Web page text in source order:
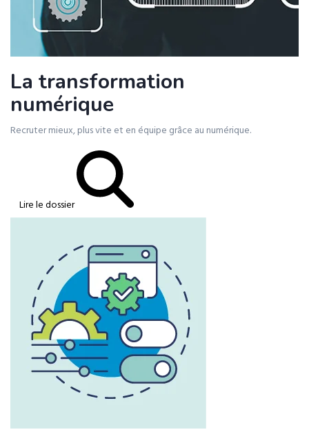
La transformation
numérique
Recruter mieux, plus vite et en équipe grâce au numérique.
Lire le dossier